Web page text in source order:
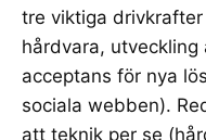
tre viktiga
hårdvara, utveckling
acceptans för nya
sociala webben).
att teknik per se